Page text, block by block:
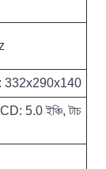
332x290x140
5.0 ইঞ্চি, টাচ